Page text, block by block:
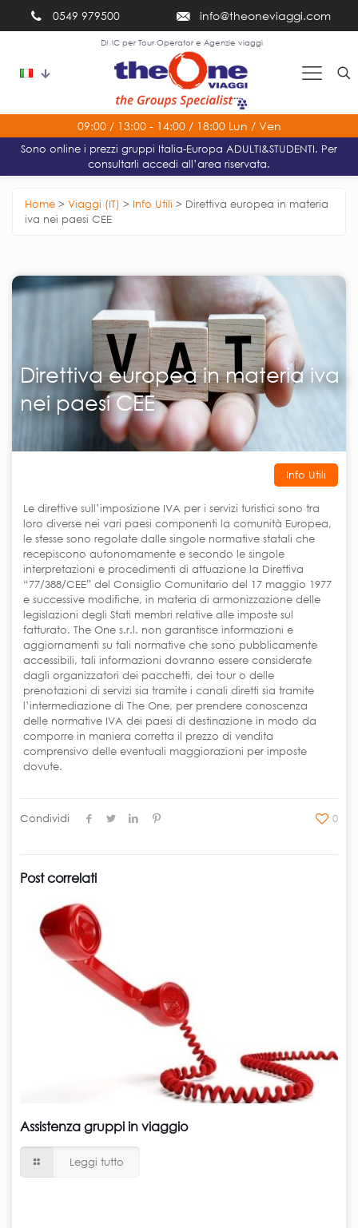
0549 979500 info@theoneviaggi.com
DMC per Tour Operator e Agenzie viaggi
09:00 / 13:00 - 14:00 / 18:00 Lun / Ven
Sono online i prezzi gruppi Italia-Europa ADULTI&STUDENTI. Per
consultarli accedi all’area riservata.
Home > Viaggi (IT) > Info Utili > Direttiva europea in materia
iva nei paesi CEE
Direttiva europea in materia iva
nei paesi CEE
Info Utili
Le direttive sull’imposizione IVA per i servizi turistici sono tra
loro diverse nei vari paesi componenti la comunità Europea,
le stesse sono regolate dalle singole normative statali che
recepiscono autonomamente e secondo le singole
interpretazioni e procedimenti di attuazione la Direttiva
“77/388/CEE” del Consiglio Comunitario del 17 maggio 1977
e successive modifiche, in materia di armonizzazione delle
legislazioni degli Stati membri relative alle imposte sul
fatturato. The One s.r.l. non garantisce informazioni e
aggiornamenti su tali normative che sono pubblicamente
accessibili, tali informazioni dovranno essere considerate
dagli organizzatori dei pacchetti, dei tour o delle
prenotazioni di servizi sia tramite i canali diretti sia tramite
l’intermediazione di The One, per prendere conoscenza
delle normative IVA dei paesi di destinazione in modo da
comporre in maniera corretta il prezzo di vendita
comprensivo delle eventuali maggiorazioni per imposte
dovute.
Condividi 0
Post correlati
Assistenza gruppi in viaggio
Leggi tutto